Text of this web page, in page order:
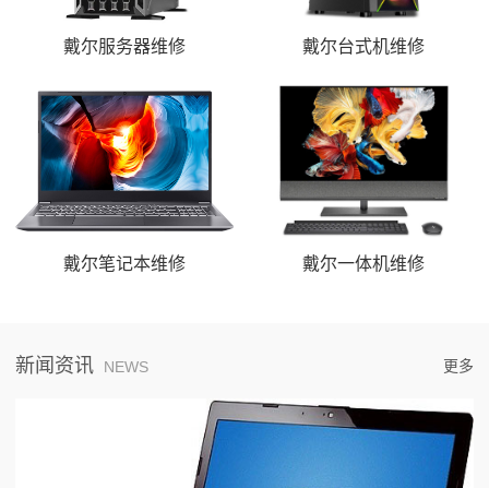
戴尔服务器维修 戴尔台式机维修
戴尔笔记本维修 戴尔一体机维修
新闻资讯 NEWS 更多